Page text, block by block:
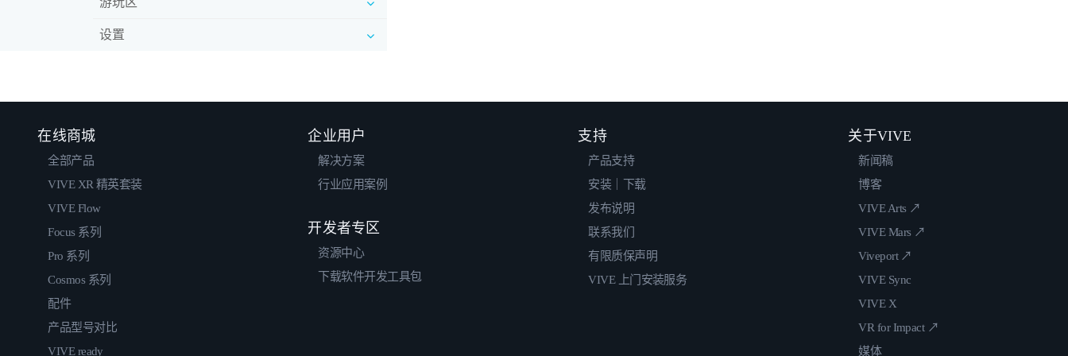
设置
在线商城
全部产品
VIVE XR 精英套装
VIVE Flow
Focus 系列
Pro 系列
Cosmos 系列
配件
产品型号对比
VIVE ready
企业用户
解决方案
行业应用案例
开发者专区
资源中心
下载软件开发工具包
支持
产品支持
安装｜下载
发布说明
联系我们
有限质保声明
VIVE 上门安装服务
关于VIVE
新闻稿
博客
VIVE Arts ↗
VIVE Mars ↗
Viveport ↗
VIVE Sync
VIVE X
VR for Impact ↗
媒体